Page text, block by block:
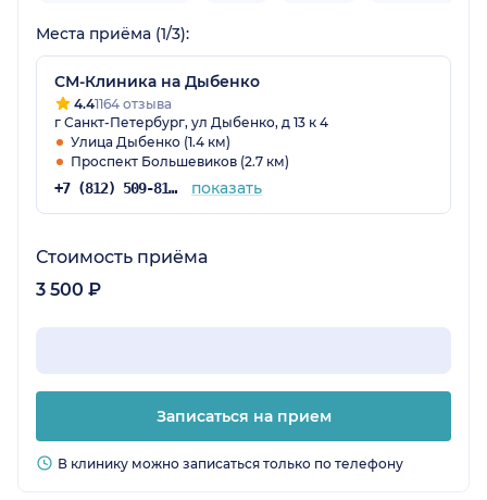
Места приёма (1/3):
СМ-Клиника на Дыбенко
4.41164 отзыва
г Санкт-Петербург, ул Дыбенко, д 13 к 4
Улица Дыбенко (1.4 км)
Проспект Большевиков (2.7 км)
+7 (812) 509-81-68 показать
Стоимость приёма
3 500 ₽
Записаться на прием
В клинику можно записаться только по телефону